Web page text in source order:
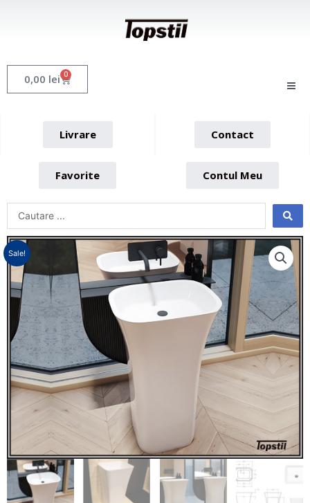
0,00 lei 0 Cart
Livrare Contact
Favorite Contul Meu
Sale!